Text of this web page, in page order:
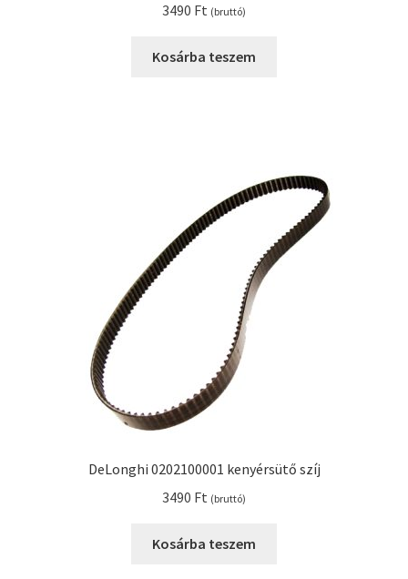
Tippek, tanácsok kenyérsütő szereléshez és
3490 Ft (bruttó)
Kosárba teszem
DeLonghi 0202100001 kenyérsütő szíj
3490 Ft (bruttó)
Kosárba teszem